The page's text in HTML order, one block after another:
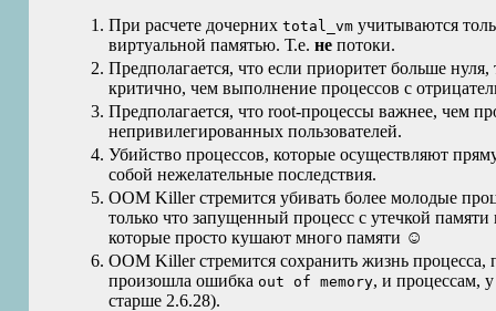
При расчете дочернихtotal_vm учитываются
виртуальной памятью. Т.е.не потоки.
Предполагается, что если приоритет больше
критично, чем выполнение процессов с
Предполагается, что root-процессы важнее, чем
непривилегированных пользователей.
Убийство процессов, которые осуществляют
собой нежелательные последствия.
OOM Killer стремится убивать более молодые
только что запущенный процесс с утечкой
которые просто кушают много памяти ☺
OOM Killer стремится сохранить жизнь
произошла ошибка out of memory, и процессам,
старше 2.6.28).